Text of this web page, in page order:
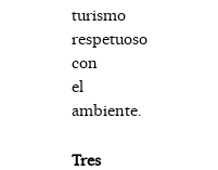
turismo
respetuoso
con
el
ambiente.
Tres